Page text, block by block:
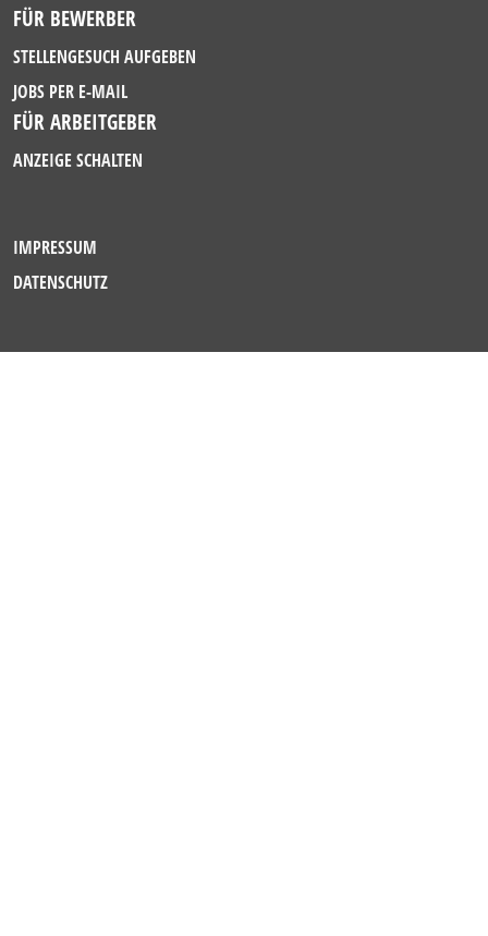
FÜR BEWERBER
STELLENGESUCH AUFGEBEN
JOBS PER E-MAIL
FÜR ARBEITGEBER
ANZEIGE SCHALTEN
IMPRESSUM
DATENSCHUTZ